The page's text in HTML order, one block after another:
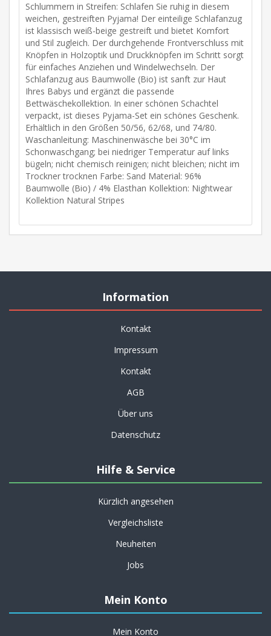
Schlummern in Streifen: Schlafen Sie ruhig in diesem
weichen, gestreiften Pyjama! Der einteilige Schlafanzug
ist klassisch weiß-beige gestreift und bietet Komfort
und Stil zugleich. Der durchgehende Frontverschluss mit
Knöpfen in Holzoptik und Druckknöpfen im Schritt sorgt
für einfaches Anziehen und Windelwechseln. Der
Schlafanzug aus Baumwolle (Bio) ist sanft zur Haut
Ihres Babys und ergänzt die passende
Bettwäschekollektion. In einer schönen Schachtel
verpackt, ist dieses Pyjama-Set ein schönes Geschenk.
Erhältlich in den Größen 50/56, 62/68, und 74/80.
Waschanleitung: Maschinenwäsche bei 30°C im
Schonwaschgang; bei niedriger Temperatur auf links
bügeln; nicht chemisch reinigen; nicht bleichen; nicht im
Trockner trocknen Farbe: Sand Material: 96%
Baumwolle (Bio) / 4% Elasthan Kollektion: Nightwear
Kollektion Natural Stripes
Information
Kontakt
Impressum
Kontakt
AGB
Über uns
Datenschutz
Hilfe & Service
Kürzlich angesehen
Vergleichsliste
Neuheiten
Jobs
Mein Konto
Mein Konto